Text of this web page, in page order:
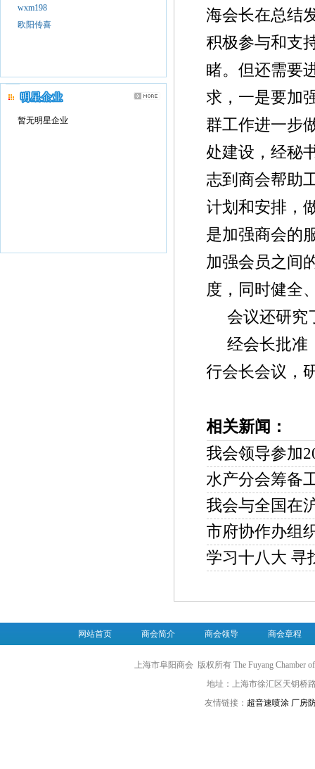
wxm198
欧阳传喜
暂无明星企业
海会长在总结
积极参与和支
睹。但还需要
求，一是要加
群工作进一步
处建设，经秘
志到商会帮助
计划和安排，
是加强商会的
加强会员之间
度，同时健全
会议还研究
经会长批准
行会长会议，
相关新闻：
我会领导参加
水产分会筹备
我会与全国在
市府协作办组
学习十八大 寻
网站首页 商会简介 商会领导 商会章程
上海市阜阳商会 版权所有 The Fuyang Chamber
地址：上海市徐汇区天钥桥
友情链接： 超音速喷涂 厂房